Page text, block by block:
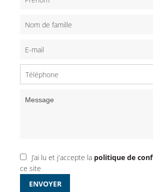
J’ai lu et j'accepte la politique de
ce site
ENVOYER